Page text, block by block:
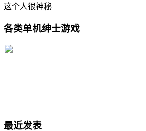
这个人很神秘
各类单机绅士游戏
最近发表